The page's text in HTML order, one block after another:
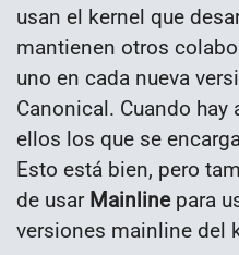
usan el kernel que
mantienen otros
uno en cada nueva
Canonical. Cuando
ellos los que se
Esto está bien, pero
de usar Mainlinepara
versiones mainline del